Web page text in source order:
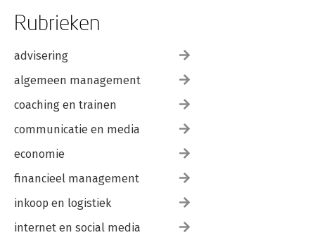
Rubrieken
advisering
algemeen management
coaching en trainen
communicatie en media
economie
financieel management
inkoop en logistiek
internet en social media